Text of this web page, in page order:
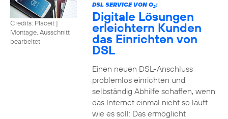
Credits: Placeit |
Montage, Ausschnitt
bearbeitet
DSL SERVICE VON O2:
Digitale Lösungen
erleichtern Kunden
das Einrichten von
DSL
Einen neuen DSL-Anschluss
problemlos einrichten und
selbständig Abhilfe schaffen, wenn
das Internet einmal nicht so läuft
wie es soll: Das ermöglicht